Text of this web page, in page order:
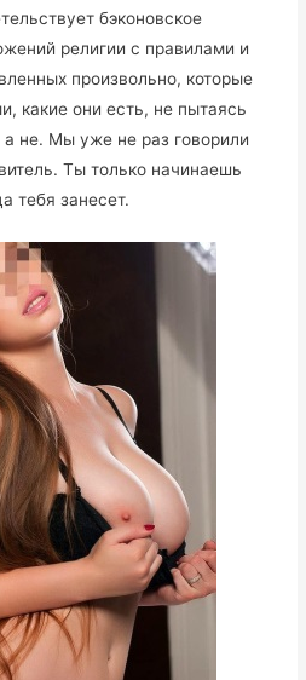
бэконовское
религии с правилами и
произвольно, которые
какие они есть, не пытаясь
а не. Мы уже не раз говорили
Ты только начинаешь
тебя занесет.